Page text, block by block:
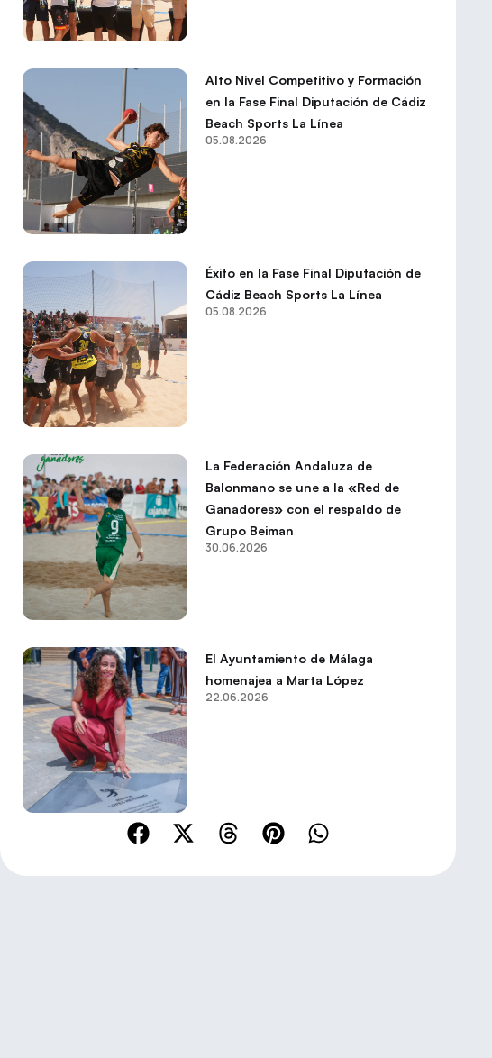
Alto Nivel Competitivo y Formación
en la Fase Final Diputación de Cádiz
Beach Sports La Línea
05.08.2026
Éxito en la Fase Final Diputación de
Cádiz Beach Sports La Línea
05.08.2026
La Federación Andaluza de
Balonmano se une a la «Red de
Ganadores» con el respaldo de
Grupo Beiman
30.06.2026
El Ayuntamiento de Málaga
homenajea a Marta López
22.06.2026